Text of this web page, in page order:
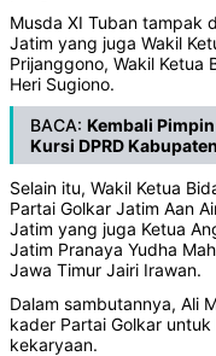
Musda XI Tuban tampak
Jatim yang juga Wakil
Prijanggono, Wakil Ketua
Heri Sugiono.
BACA: Kembali
Kursi DPRD Kabupaten
Selain itu, Wakil Ketua
Partai Golkar Jatim Aan
Jatim yang juga Ketua
Jatim Pranaya Yudha
Jawa Timur Jairi Irawan.
Dalam sambutannya, Ali
kader Partai Golkar
kekaryaan.